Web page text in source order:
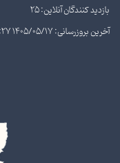
بازدید کنندگان آنلاین: 25
آخرین بروزرسانی: 1405/05/17 08:27